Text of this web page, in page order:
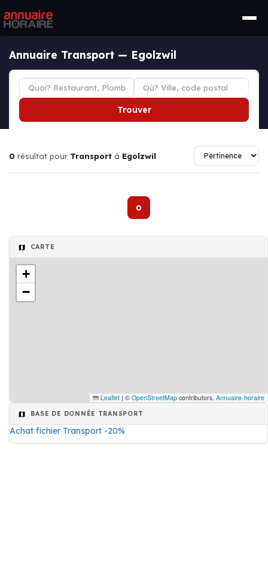
Annuaire Transport — Egolzwil
Trouver
0 résultat pour Transport à Egolzwil
0
CARTE
+
−
Leaflet | © OpenStreetMap contributors, Annuaire-horaire
BASE DE DONNÉE TRANSPORT
Achat fichier Transport -20%